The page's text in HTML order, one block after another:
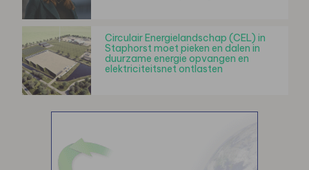
Circulair Energielandschap (CEL) in
Staphorst moet pieken en dalen in
duurzame energie opvangen en
elektriciteitsnet ontlasten